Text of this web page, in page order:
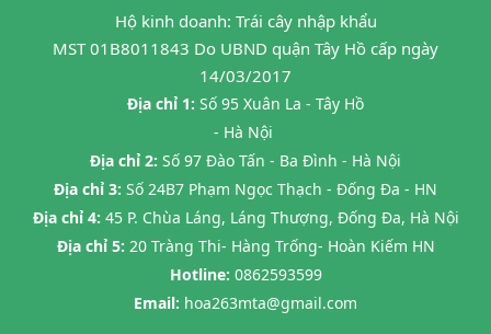
Hộ kinh doanh: Trái cây nhập khẩu
MST 01B8011843 Do UBND quận Tây Hồ cấp ngày
14/03/2017
Địa chỉ 1: Số 95 Xuân La - Tây Hồ
- Hà Nội
Địa chỉ 2: Số 97 Đào Tấn - Ba Đình - Hà Nội
Địa chỉ 3: Số 24B7 Phạm Ngọc Thạch - Đống Đa - HN
Địa chỉ 4: 45 P. Chùa Láng, Láng Thượng, Đống Đa, Hà Nội
Địa chỉ 5: 20 Tràng Thi- Hàng Trống- Hoàn Kiếm HN
Hotline: 0862593599
Email: hoa263mta@gmail.com